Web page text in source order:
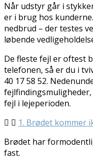
Når udstyr går i
er i brug hos
nedbrud – der testes
løbende
De fleste fejl er oftest
telefonen, så er du i
40 17 58 52.
fejl i lejeperioden.
1. Brødet kommer
Brødet har
fast.